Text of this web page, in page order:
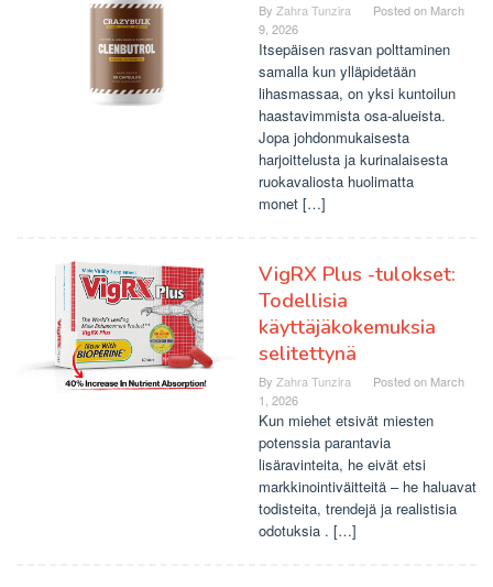
By Zahra Tunzira Posted on March
9, 2026
Itsepäisen rasvan polttaminen
samalla kun ylläpidetään
lihasmassaa, on yksi kuntoilun
haastavimmista osa-alueista.
Jopa johdonmukaisesta
harjoittelusta ja kurinalaisesta
ruokavaliosta huolimatta
monet […]
VigRX Plus -tulokset:
Todellisia
käyttäjäkokemuksia
selitettynä
By Zahra Tunzira Posted on March
1, 2026
Kun miehet etsivät miesten
potenssia parantavia
lisäravinteita, he eivät etsi
markkinointiväitteitä – he haluavat
todisteita, trendejä ja realistisia
odotuksia . […]